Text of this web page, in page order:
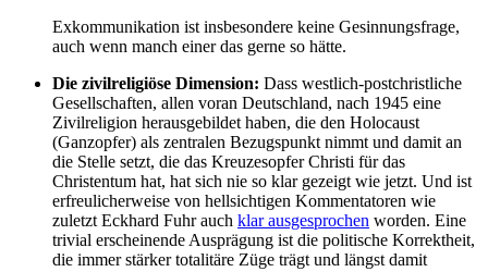
Exkommunikation ist insbesondere keine Gesinnungsfrage,
auch wenn manch einer das gerne so hätte.
Die zivilreligiöse Dimension: Dass westlich-postchristliche
Gesellschaften, allen voran Deutschland, nach 1945 eine
Zivilreligion herausgebildet haben, die den Holocaust
(Ganzopfer) als zentralen Bezugspunkt nimmt und damit an
die Stelle setzt, die das Kreuzesopfer Christi für das
Christentum hat, hat sich nie so klar gezeigt wie jetzt. Und ist
erfreulicherweise von hellsichtigen Kommentatoren wie
zuletzt Eckhard Fuhr auch klar ausgesprochen worden. Eine
trivial erscheinende Ausprägung ist die politische Korrektheit,
die immer stärker totalitäre Züge trägt und längst damit